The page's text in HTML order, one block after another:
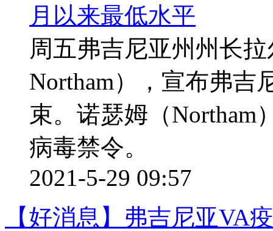
周五弗吉尼亚州州长拉
Northam），宣布弗吉
束。诺瑟姆（Northam
病毒禁令。
2021-5-29 09:57
【好消息】弗吉尼亚VA